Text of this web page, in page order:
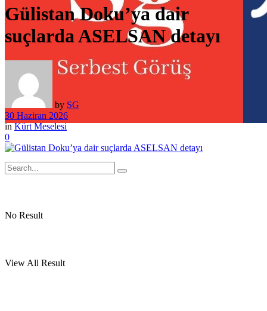
No Result
View All Result
Gülistan Doku’ya dair
suçlarda ASELSAN detayı
by SG
30 Haziran 2026
in Kürt Meselesi
0